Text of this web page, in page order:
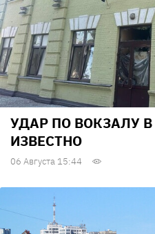
УДАР ПО ВОКЗАЛУ
ИЗВЕСТНО
06 Августа 15:44